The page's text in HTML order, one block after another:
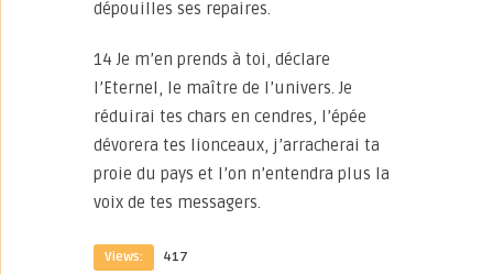
dépouilles ses repaires.
14 Je m’en prends à toi, déclare
l’Eternel, le maître de l’univers. Je
réduirai tes chars en cendres, l’épée
dévorera tes lionceaux, j’arracherai ta
proie du pays et l’on n’entendra plus la
voix de tes messagers.
Views: 417